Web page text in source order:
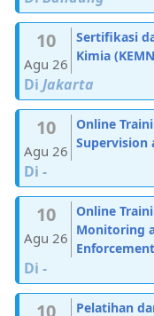
10
Agu 26
Sertifikasi
Kimia
Di Jakarta
10
Agu 26
Online
Supervision
Di -
10
Agu 26
Online
Monitoring
Enforcement
Di -
10
Pelatihan